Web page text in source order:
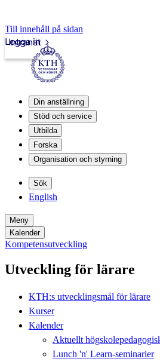
Till innehåll på sidan
Intranät
Logga in
Din anställning
Stöd och service
Utbilda
Forska
Organisation och styrning
Sök
English
Meny
Kalender
Kompetensutveckling
Utveckling för lärare
KTH:s utvecklingsmål för lärare
Kurser
Kalender
Aktuellt
Lunch 'n' Learn-seminarier